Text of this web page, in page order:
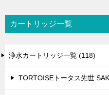
カートリッジ一覧
浄水カートリッジ一覧 (118)
TORTOISEトータス先世